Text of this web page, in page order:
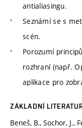
antialiasingu.
Seznámí se s
scén.
Porozumí
rozhraní (např.
aplikace pro
ZÁKLADNÍ
Beneš, B., Sochor, J.,